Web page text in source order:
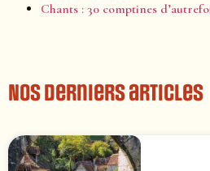
Chants : 30 comptines
Nos derniers articles